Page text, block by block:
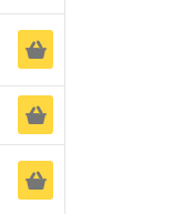
Ä
Ä
Ä